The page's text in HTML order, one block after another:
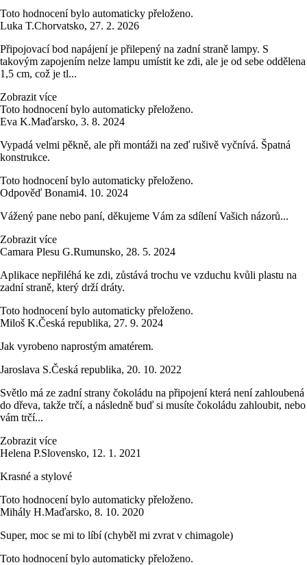
Toto hodnocení bylo automaticky přeloženo.
Luka T.Chorvatsko, 27. 2. 2026
Připojovací bod napájení je přilepený na zadní straně lampy. S
takovým zapojením nelze lampu umístit ke zdi, ale je od sebe oddělena
1,5 cm, což je tl...
Zobrazit více
Toto hodnocení bylo automaticky přeloženo.
Eva K.Maďarsko, 3. 8. 2024
Vypadá velmi pěkně, ale při montáži na zeď rušivě vyčnívá. Špatná
konstrukce.
Toto hodnocení bylo automaticky přeloženo.
Odpověď Bonami4. 10. 2024
Vážený pane nebo paní, děkujeme Vám za sdílení Vašich názorů...
Zobrazit více
Camara Plesu G.Rumunsko, 28. 5. 2024
Aplikace nepřiléhá ke zdi, zůstává trochu ve vzduchu kvůli plastu na
zadní straně, který drží dráty.
Toto hodnocení bylo automaticky přeloženo.
Miloš K.Česká republika, 27. 9. 2024
Jak vyrobeno naprostým amatérem.
Jaroslava S.Česká republika, 20. 10. 2022
Světlo má ze zadní strany čokoládu na připojení která není zahloubená
do dřeva, takže trčí, a následně buď si musíte čokoládu zahloubit, nebo
vám trčí...
Zobrazit více
Helena P.Slovensko, 12. 1. 2021
Krasné a stylové
Toto hodnocení bylo automaticky přeloženo.
Mihály H.Maďarsko, 8. 10. 2020
Super, moc se mi to líbí (chyběl mi zvrat v chimagole)
Toto hodnocení bylo automaticky přeloženo.